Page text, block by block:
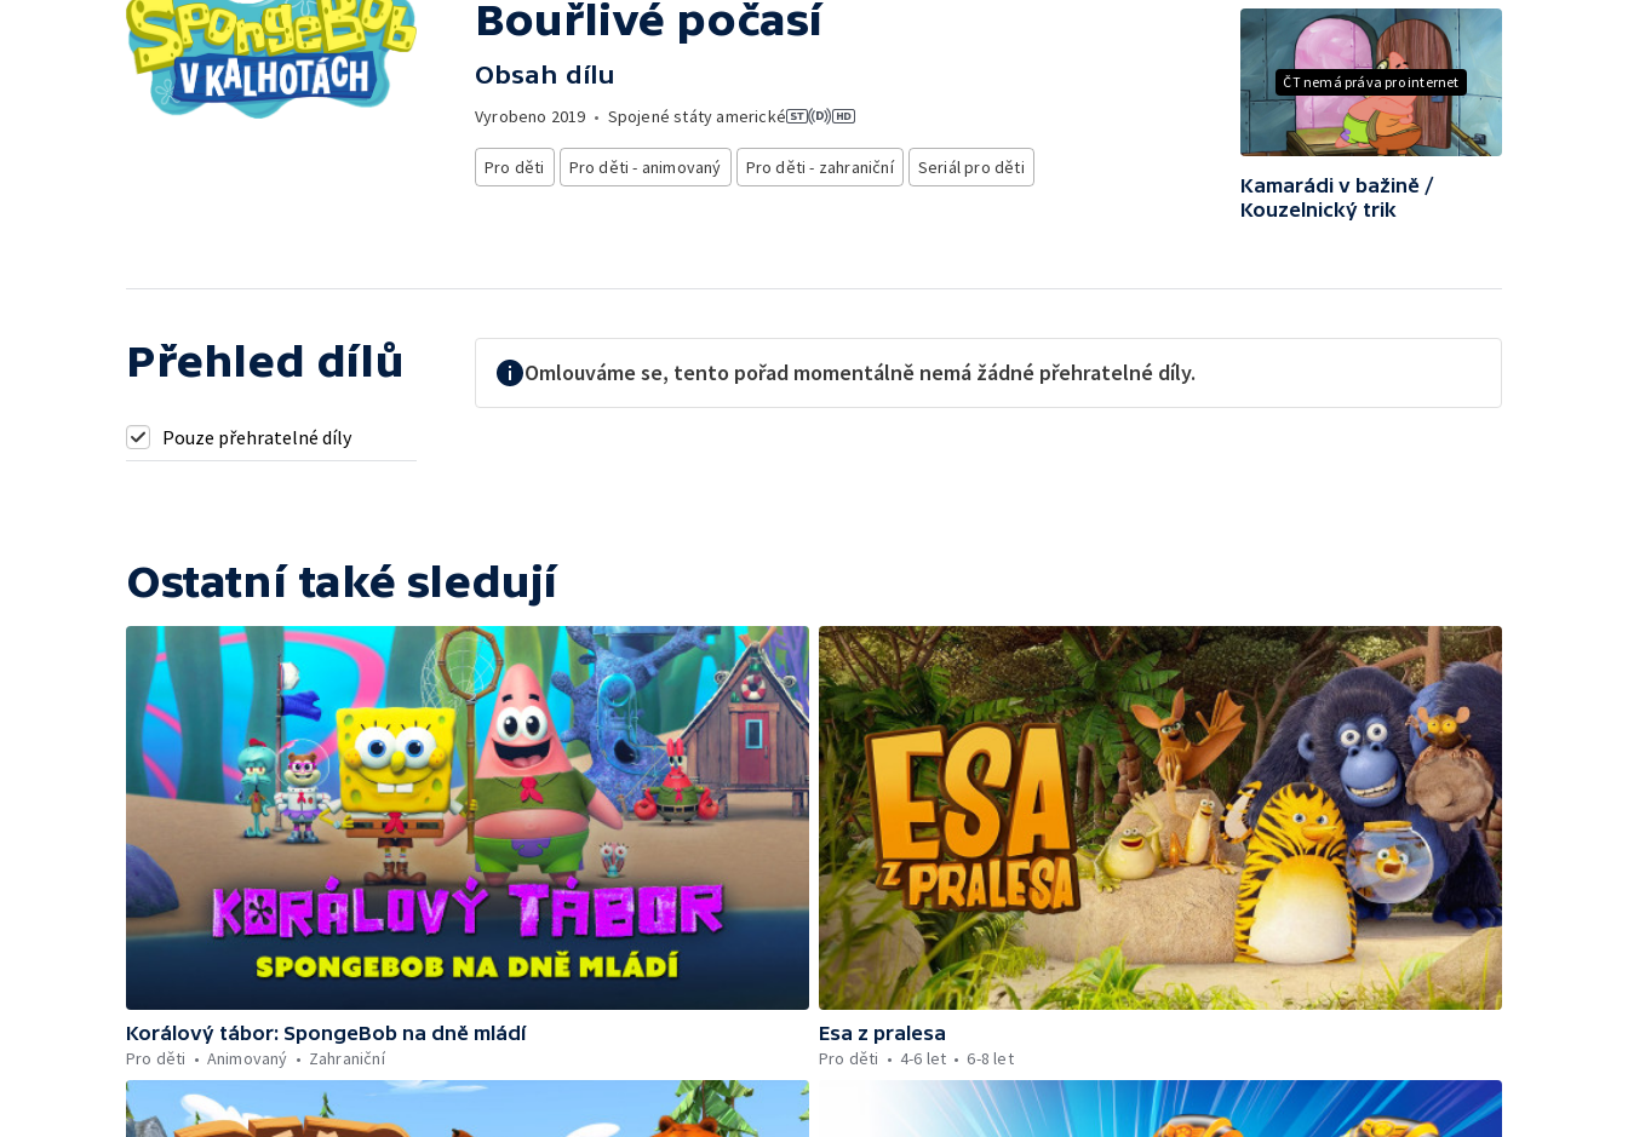
Bouřlivé počasí
Obsah dílu
Vyrobeno 2019 • Spojené státy americké
Pro děti Pro děti - animovaný Pro děti - zahraniční Seriál pro děti
ČT nemá práva pro internet
Kamarádi v bažině /
Kouzelnický trik
Přehled dílů
Pouze přehratelné díly
Omlouváme se, tento pořad momentálně nemá žádné přehratelné díly.
Ostatní také sledují
Korálový tábor: SpongeBob na dně mládí
Pro děti
Animovaný Zahraniční
Esa z pralesa
Pro děti
4-6 let 6-8 let